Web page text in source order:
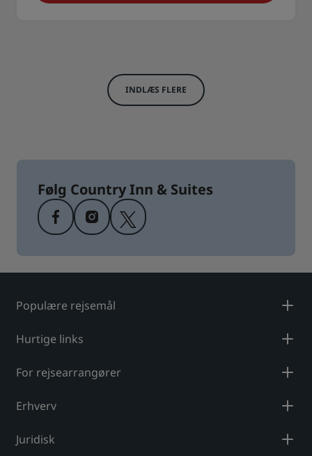
INDLÆS FLERE
Følg Country Inn & Suites
Populære rejsemål
Hurtige links
For rejsearrangører
Erhverv
Juridisk